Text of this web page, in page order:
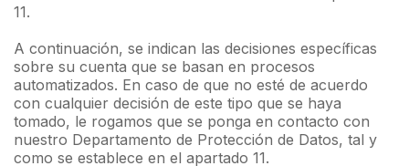
11.
A continuación, se indican las decisiones específicas
sobre su cuenta que se basan en procesos
automatizados. En caso de que no esté de acuerdo
con cualquier decisión de este tipo que se haya
tomado, le rogamos que se ponga en contacto con
nuestro Departamento de Protección de Datos, tal y
como se establece en el apartado 11.